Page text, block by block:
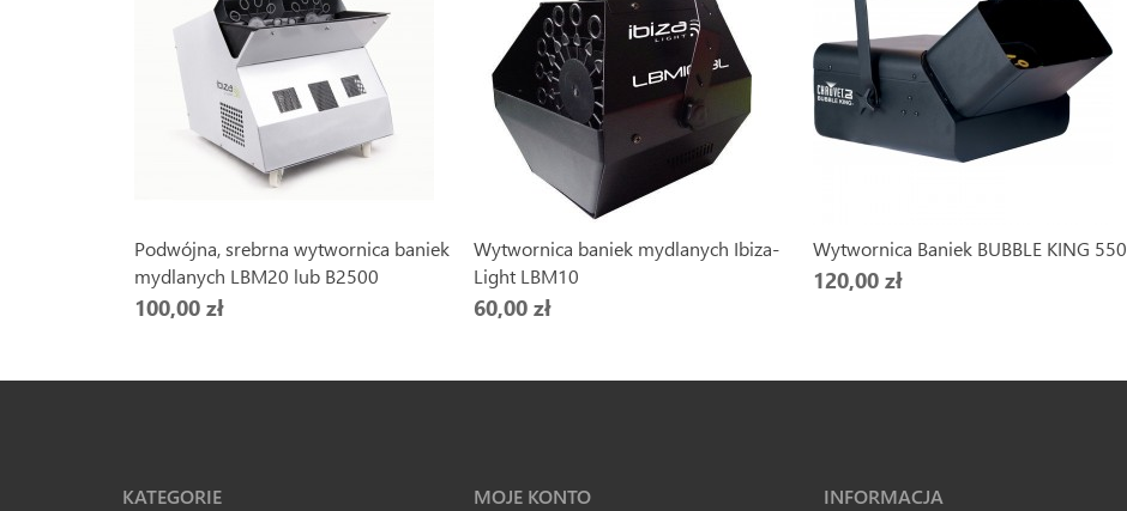
Podwójna, srebrna wytwornica baniek
mydlanych LBM20 lub B2500
100,00 zł
Wytwornica baniek mydlanych Ibiza-
Light LBM10
60,00 zł
Wytwornica Baniek BUBBLE KING 550
120,00 zł
KATEGORIE MOJE KONTO INFORMACJA